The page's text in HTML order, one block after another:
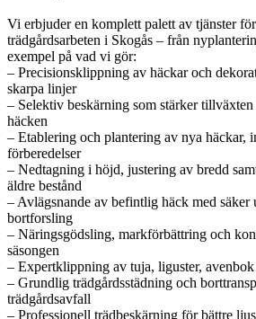
Vi erbjuder en komplett palett av tjänster
trädgårdsarbeten i Skogås – från
exempel på vad vi gör:
– Precisionsklippning av häckar och
skarpa linjer
– Selektiv beskärning som stärker
häcken
– Etablering och plantering av nya häckar,
förberedelser
– Nedtagning i höjd, justering av bredd
äldre bestånd
– Avlägsnande av befintlig häck med
bortforsling
– Näringsgödsling, markförbättring och
säsongen
– Expertklippning av tuja, liguster,
– Grundlig trädgårdsstädning och
trädgårdsavfall
– Professionell trädbeskärning för bättre